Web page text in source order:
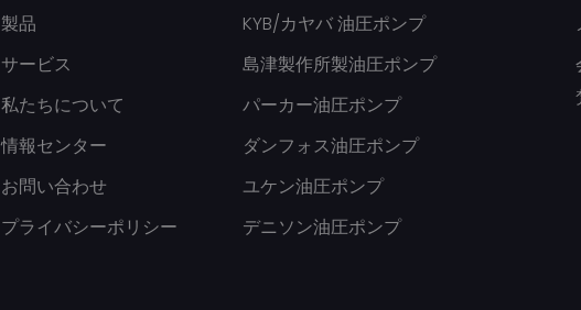
製品
サービス
私たちについて
情報センター
お問い合わせ
プライバシーポリシー
KYB/カヤバ 油圧ポンプ
島津製作所製油圧ポンプ
パーカー油圧ポンプ
ダンフォス油圧ポンプ
ユケン油圧ポンプ
デニソン油圧ポンプ